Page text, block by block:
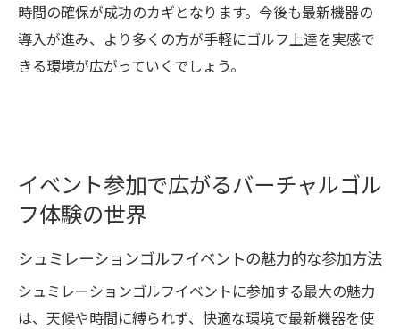
時間の確保が成功のカギとなります。今後も最新機器の
導入が進み、より多くの方が手軽にゴルフ上達を実感で
きる環境が広がっていくでしょう。
イベント参加で広がるバーチャルゴル
フ体験の世界
シュミレーションゴルフイベントの魅力的な参加方法
シュミレーションゴルフイベントに参加する最大の魅力
は、天候や時間に縛られず、快適な環境で最新機器を使